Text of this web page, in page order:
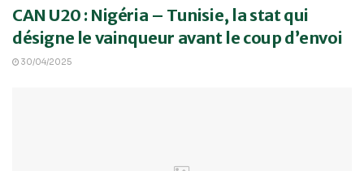
CAN U20 : Nigéria – Tunisie, la stat qui
désigne le vainqueur avant le coup d’envoi
30/04/2025